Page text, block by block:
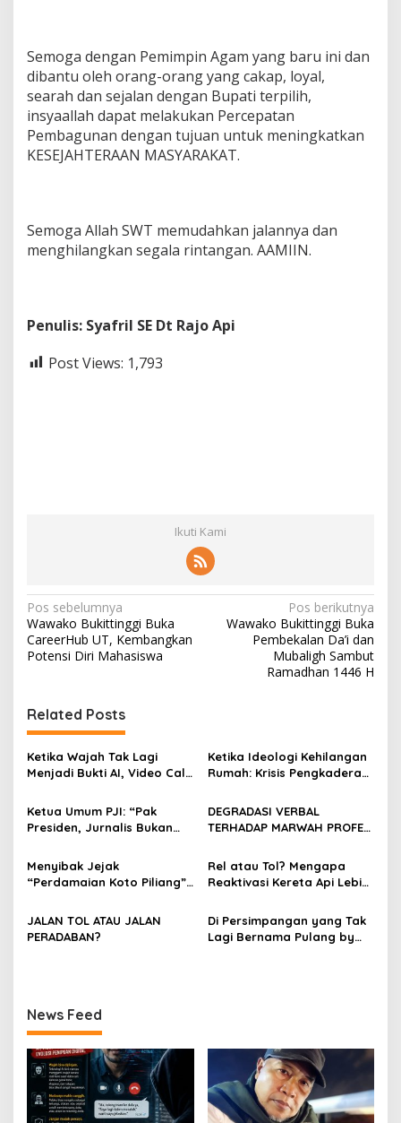
Semoga dengan Pemimpin Agam yang baru ini dan
dibantu oleh orang-orang yang cakap, loyal,
searah dan sejalan dengan Bupati terpilih,
insyaallah dapat melakukan Percepatan
Pembagunan dengan tujuan untuk meningkatkan
KESEJAHTERAAN MASYARAKAT.
Semoga Allah SWT memudahkan jalannya dan
menghilangkan segala rintangan. AAMIIN.
Penulis: Syafril SE Dt Rajo Api
Post Views: 1,793
Ikuti Kami
N
a
v
g
a
s
p
o
s
Pos sebelumnya
Wawako Bukittinggi Buka
CareerHub UT, Kembangkan
Potensi Diri Mahasiswa
Pos berikutnya
Wawako Bukittinggi Buka
Pembekalan Da’i dan
Mubaligh Sambut
Ramadhan 1446 H
Related Posts
Ketika Wajah Tak Lagi
Menjadi Bukti AI, Video Call,
Digital Oleh: Ardy Mu’tamar
Ketika Ideologi Kehilangan
Rumah: Krisis Pengkaderan
dalam Bayang-Bayang
Kepemimpinan yang
Ketua Umum PJI: “Pak
Presiden, Jurnalis Bukan
DEGRADASI VERBAL
TERHADAP MARWAH PROFESI
ABUSE OF INFLUENCE OLEH
OKNUM ADVOKAT HOTMAN
Menyibak Jejak
“Perdamaian Koto Piliang”:
Bapaneh di Nagari
Simawang
Rel atau Tol? Mengapa
Reaktivasi Kereta Api Lebih
Tol yang Membelah Nagari
JALAN TOL ATAU JALAN
PERADABAN?
Di Persimpangan yang Tak
Lagi Bernama Pulang by
News Feed